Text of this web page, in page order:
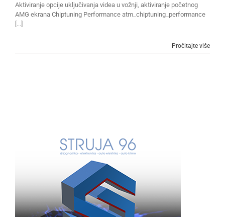
Aktiviranje opcije uključivanja videa u vožnji, aktiviranje početnog
AMG ekrana Chiptuning Performance atm_chiptuning_performance
[...]
Pročitajte više